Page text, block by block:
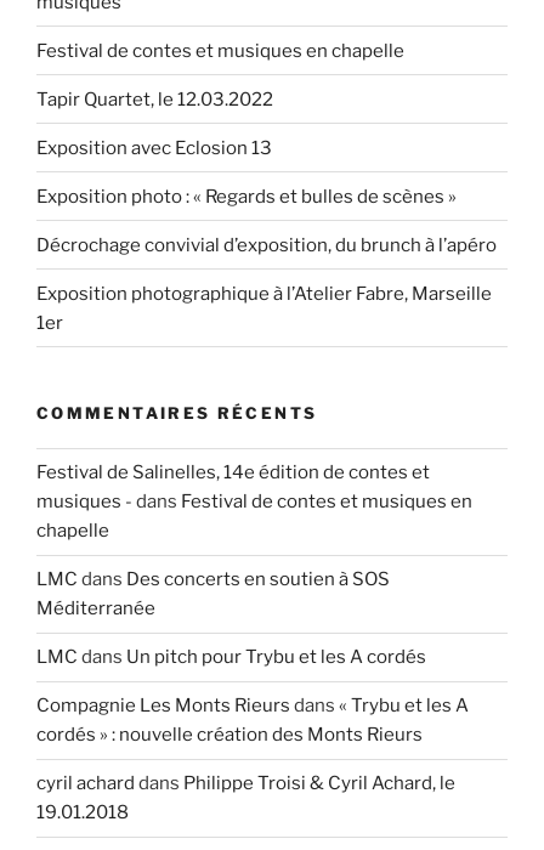
Festival de contes et musiques en chapelle
Tapir Quartet, le 12.03.2022
Exposition avec Eclosion 13
Exposition photo : « Regards et bulles de scènes »
Décrochage convivial d’exposition, du brunch à l’apéro
Exposition photographique à l’Atelier Fabre, Marseille
1er
COMMENTAIRES RÉCENTS
Festival de Salinelles, 14e édition de contes et
musiques - dans Festival de contes et musiques en
chapelle
LMC dans Des concerts en soutien à SOS
Méditerranée
LMC dans Un pitch pour Trybu et les A cordés
Compagnie Les Monts Rieurs dans « Trybu et les A
cordés » : nouvelle création des Monts Rieurs
cyril achard dans Philippe Troisi & Cyril Achard, le
19.01.2018